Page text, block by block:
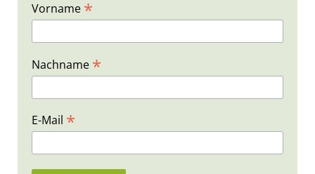
Vorname *
Nachname *
E-Mail *